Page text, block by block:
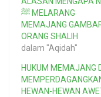
ﷺ MELARANG
MEMAJANG
ORANG SHALIH
dalam "Aqidah"
HUKUM MEMAJANG
HEWAN-HEWAN